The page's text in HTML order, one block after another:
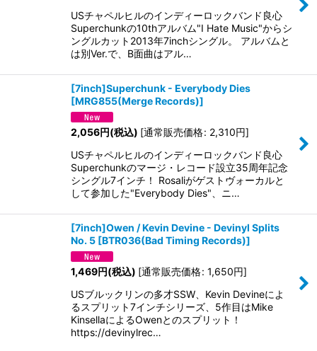
USチャペルヒルのインディーロックバンド良心
Superchunkの10thアルバム"I Hate Music"からシ
ングルカット2013年7inchシングル。 アルバムと
は別Ver.で、B面曲はアル…
[7inch]Superchunk - Everybody Dies
[MRG855(Merge Records)]
2,056円(税込) [通常販売価格: 2,310円]
USチャペルヒルのインディーロックバンド良心
Superchunkのマージ・レコード設立35周年記念
シングル7インチ！ Rosaliがゲストヴォーカルと
して参加した"Everybody Dies"、ニ…
[7inch]Owen / Kevin Devine - Devinyl Splits
No. 5 [BTR036(Bad Timing Records)]
1,469円(税込) [通常販売価格: 1,650円]
USブルックリンの多才SSW、Kevin Devineによ
るスプリット7インチシリーズ、5作目はMike
KinsellaによるOwenとのスプリット！
https://devinylrec…